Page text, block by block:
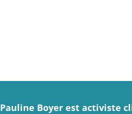
Pauline Boyer est activiste